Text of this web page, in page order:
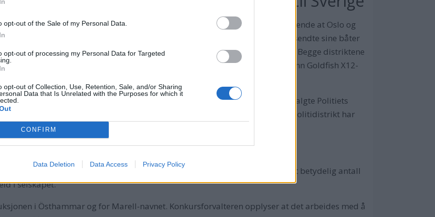
opt-out of the Sale of my Personal Data.
opt-out of processing my Personal Data for Targeted
opt-out of Collection, Use, Retention, Sale, and/or Sharing
Data that Is Unrelated with the Purposes for which it
CONFIRM
Data Deletion Data Access Privacy Policy
etter å ha blitt mottatt av politiet i Oslo. Bror Sonne
Problemene ble så omfattende at Oslo og
Vest politidistrikt til slutt sendte sine båter
tilbake til verftet i Sverige. Begge distriktene
har i stedet valgt å kjøpe inn Goldfish X12-
Til tross for problemene valgte Politiets
i redusert omfang. Fire båter i Sør-Vest, Agder, Sør-Øst og Nordland politidistrikt har
stadig blitt tydeligere. En svensk kredittvurdering viste høsten 2025 et betydelig antall
i selskapet.
i Östhammar og for Marell-navnet. Konkursforvalteren opplyser at det arbeides med å